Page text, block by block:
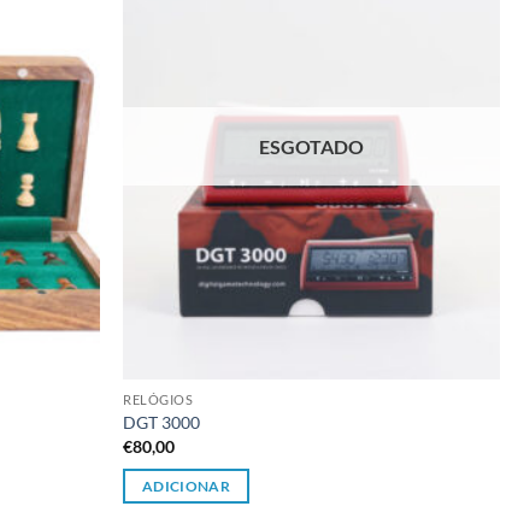
ESGOTADO
RELÓGIOS
DGT 3000
€80,00
ADICIONAR